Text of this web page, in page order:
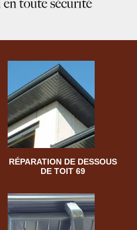
RÉPARATION DE DESSOUS
DE TOIT 69